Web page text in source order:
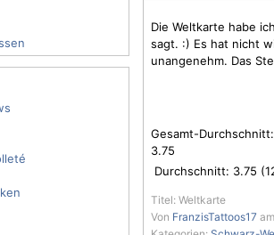
Die Weltkarte habe
sagt. :) Es hat nicht
unangenehm. Das
Gesamt-Durchschnitt:
3.75
Durchschnitt: 3.75 (
Titel: Weltkarte
Von FranzisTattoos17